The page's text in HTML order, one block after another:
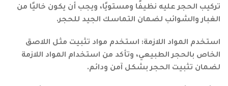
تركيب الحجر عليه نظيفًا ومستويًا، ويجب أن يكون خاليًا من
الغبار والشوائب لضمان التماسك الجيد للحجر.
استخدم المواد اللازمة: استخدم مواد تثبيت مثل اللاصق
الخاص بالحجر الطبيعي، وتأكد من استخدام المواد اللازمة
لضمان تثبيت الحجر بشكل آمن ودائم.